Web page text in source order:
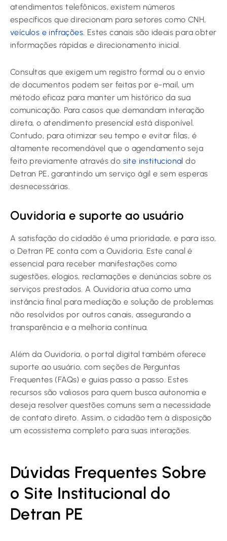
atendimentos telefônicos, existem números
específicos que direcionam para setores como CNH,
veículos e infrações. Estes canais são ideais para obter
informações rápidas e direcionamento inicial.
Consultas que exigem um registro formal ou o envio
de documentos podem ser feitas por e-mail, um
método eficaz para manter um histórico da sua
comunicação. Para casos que demandam interação
direta, o atendimento presencial está disponível.
Contudo, para otimizar seu tempo e evitar filas, é
altamente recomendável que o agendamento seja
feito previamente através do site institucional do
Detran PE, garantindo um serviço ágil e sem esperas
desnecessárias.
Ouvidoria e suporte ao usuário
A satisfação do cidadão é uma prioridade, e para isso,
o Detran PE conta com a Ouvidoria. Este canal é
essencial para receber manifestações como
sugestões, elogios, reclamações e denúncias sobre os
serviços prestados. A Ouvidoria atua como uma
instância final para mediação e solução de problemas
não resolvidos por outros canais, assegurando a
transparência e a melhoria contínua.
Além da Ouvidoria, o portal digital também oferece
suporte ao usuário, com seções de Perguntas
Frequentes (FAQs) e guias passo a passo. Estes
recursos são valiosos para quem busca autonomia e
deseja resolver questões comuns sem a necessidade
de contato direto. Assim, o cidadão tem à disposição
um ecossistema completo para suas interações.
Dúvidas Frequentes Sobre
o Site Institucional do
Detran PE